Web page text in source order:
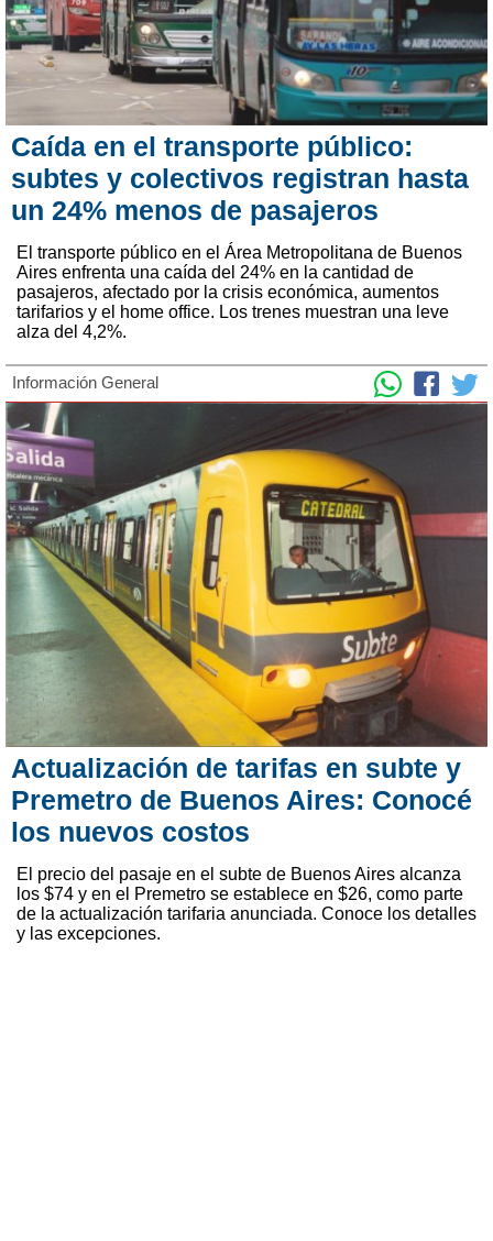
Caída en el transporte público:
subtes y colectivos registran hasta
un 24% menos de pasajeros
El transporte público en el Área Metropolitana de Buenos
Aires enfrenta una caída del 24% en la cantidad de
pasajeros, afectado por la crisis económica, aumentos
tarifarios y el home office. Los trenes muestran una leve
alza del 4,2%.
Información General
Actualización de tarifas en subte y
Premetro de Buenos Aires: Conocé
los nuevos costos
El precio del pasaje en el subte de Buenos Aires alcanza
los $74 y en el Premetro se establece en $26, como parte
de la actualización tarifaria anunciada. Conoce los detalles
y las excepciones.